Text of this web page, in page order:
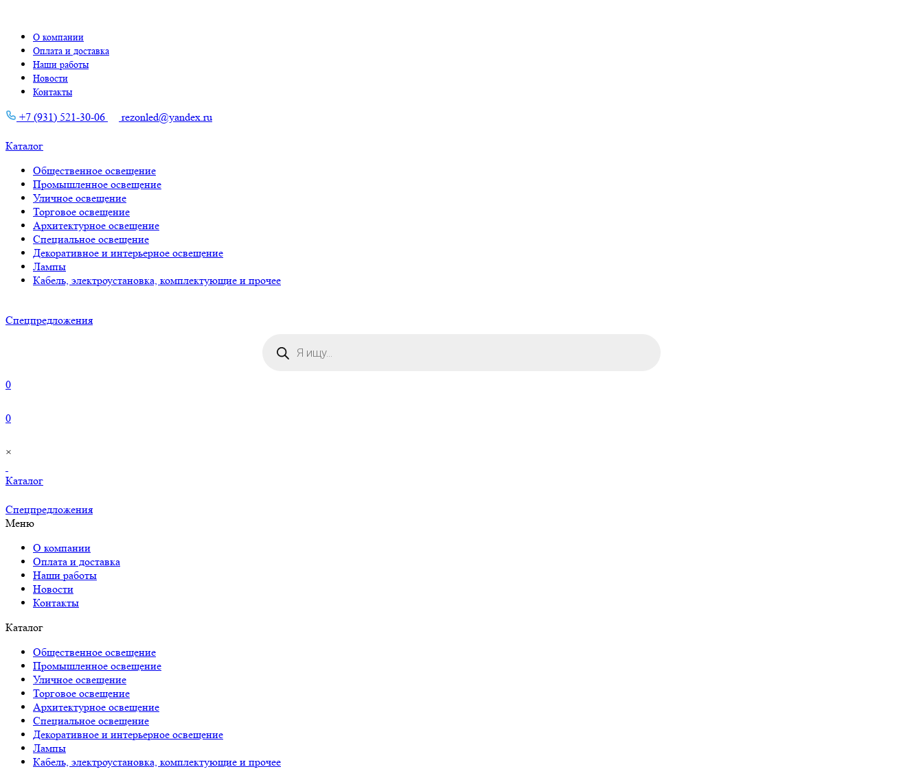
О компании
Оплата и доставка
Наши работы
Новости
Контакты
+7 (931) 521-30-06 rezonled@yandex.ru
Каталог
Общественное освещение
Промышленное освещение
Уличное освещение
Торговое освещение
Архитектурное освещение
Специальное освещение
Декоративное и интерьерное освещение
Лампы
Кабель, электроустановка, комплектующие и прочее
Cпецпредложения
товаров
0
0
×
Каталог
Cпецпредложения
Меню
О компании
Оплата и доставка
Наши работы
Новости
Контакты
Каталог
Общественное освещение
Промышленное освещение
Уличное освещение
Торговое освещение
Архитектурное освещение
Специальное освещение
Декоративное и интерьерное освещение
Лампы
Кабель, электроустановка, комплектующие и прочее